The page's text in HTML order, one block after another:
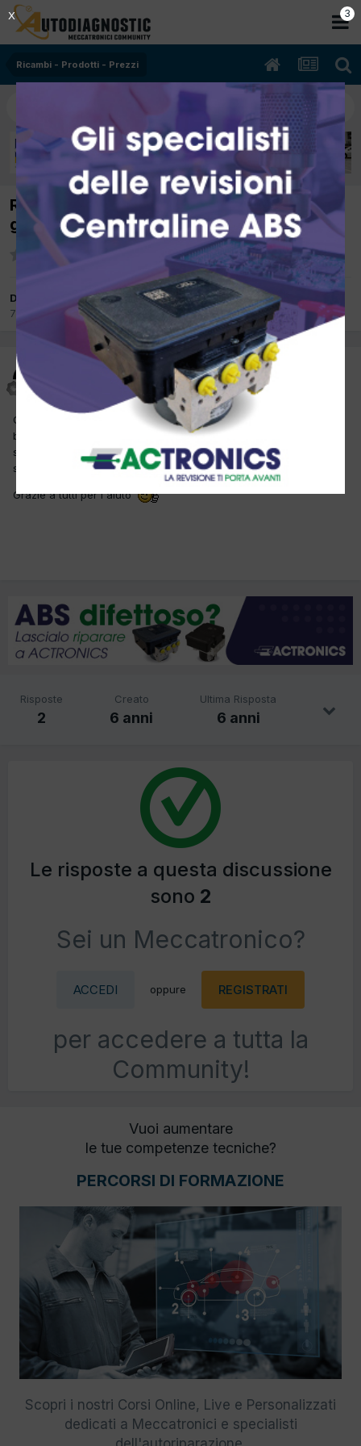
Ricambi - Prodotti - Prezzi
Ricerca Gestionale Officina Solo per
gestione Clienti/Veicoli
Da Paulmeccanic
7 Novembre 2019in Ricambi - Prodotti - Prezzi
Paulmeccanic
7 Novembre 2019
Ciao a tutti, sto cercando un gestionale per l'officina base base
base, mi serve solo come Database dove inserire Clienti e Veicoli
senza ricerche dei ricambi e/o schemi elettrici, magari anche
senza abbonamenti mensili.
Grazie a tutti per l'aiuto
Risposte
2
Creato
6 anni
Ultima Risposta
6 anni
Le risposte a questa discussione
sono 2
Sei un Meccatronico?
ACCEDI oppure REGISTRATI
per accedere a tutta la
Community!
Vuoi aumentare
le tue competenze tecniche?
PERCORSI DI FORMAZIONE
Scopri i nostri Corsi Online, Live e Personalizzati
dedicati a Meccatronici e specialisti
2
X